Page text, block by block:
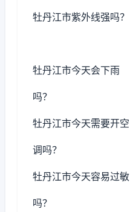
牡丹江市紫外线强吗？
牡丹江市今天会下雨
吗？
牡丹江市今天需要开空
调吗？
牡丹江市今天容易过敏
吗？